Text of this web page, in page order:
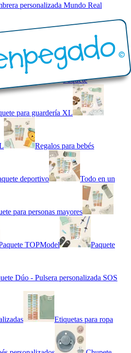
personalizada Mundo Real
básica
etiquetas Paquete
para guardería XL
Regalos para bebés
deportivo Todo en un
para personas mayores
TOPModel Paquete
Dúo - Pulsera personalizada SOS
Etiquetas para ropa